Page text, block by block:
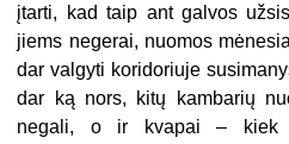
įtarti, kad taip ant galvos
jiems negerai, nuomos
dar valgyti koridoriuje
dar ką nors, kitų kambarių
negali, o ir kvapai – kiek